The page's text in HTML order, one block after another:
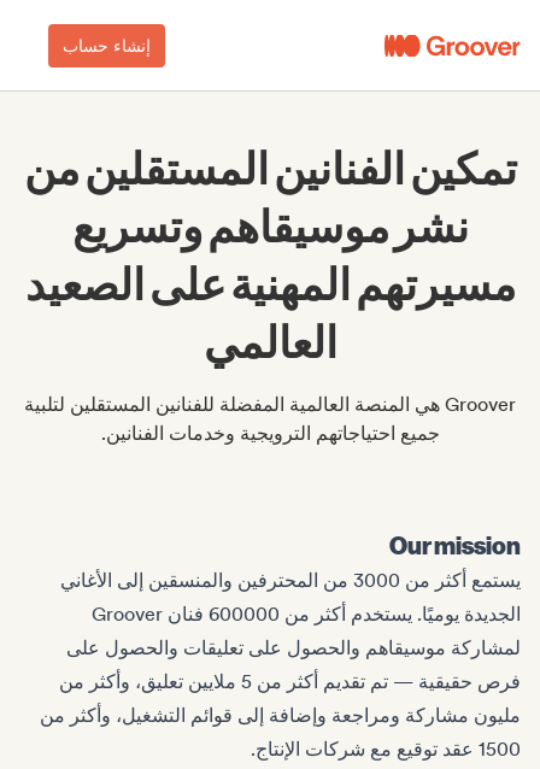
إنشاء حساب
تمكين الفنانين المستقلين من
نشر موسيقاهم وتسريع
مسيرتهم المهنية على الصعيد
العالمي
Groover هي المنصة العالمية المفضلة للفنانين المستقلين لتلبية
جميع احتياجاتهم الترويجية وخدمات الفنانين.
Our mission
يستمع أكثر من 3000 من المحترفين والمنسقين إلى الأغاني
الجديدة يوميًا. يستخدم أكثر من 600000 فنان Groover
لمشاركة موسيقاهم والحصول على تعليقات والحصول على
فرص حقيقية — تم تقديم أكثر من 5 ملايين تعليق، وأكثر من
مليون مشاركة ومراجعة وإضافة إلى قوائم التشغيل، وأكثر من
1500 عقد توقيع مع شركات الإنتاج.